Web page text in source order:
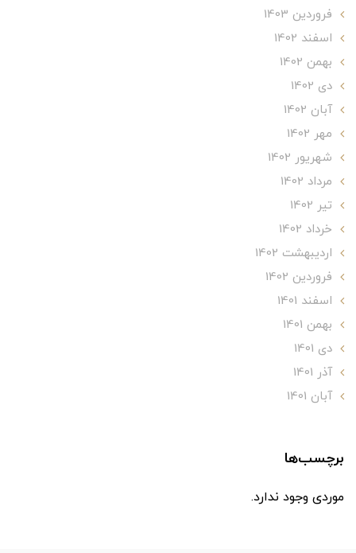
فروردین 1403
اسفند 1402
بهمن 1402
دی 1402
آبان 1402
مهر 1402
شهریور 1402
مرداد 1402
تير 1402
خرداد 1402
ارديبهشت 1402
فروردین 1402
اسفند 1401
بهمن 1401
دی 1401
آذر 1401
آبان 1401
برچسب‌ها
موردی وجود ندارد.